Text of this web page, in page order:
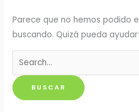
Parece que no hemos podido
buscando. Quizá pueda
Buscar
por: